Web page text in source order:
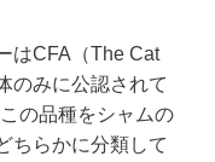
はCFA（The Cat
のみに公認されて
の品種をシャムの
ちらかに分類して